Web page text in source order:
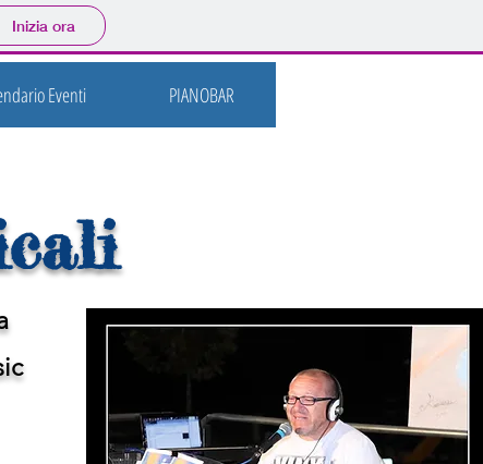
Inizia ora
Eventi PIANOBAR